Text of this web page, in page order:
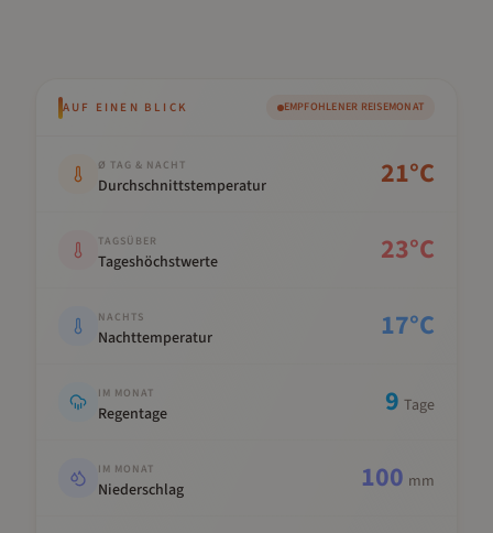
AUF EINEN BLICK EMPFOHLENER REISEMONAT
Ø TAG & NACHT
Durchschnittstemperatur 21°C
TAGSÜBER
Tageshöchstwerte 23°C
NACHTS
Nachttemperatur 17°C
IM MONAT
Regentage 9 Tage
IM MONAT
Niederschlag 100 mm